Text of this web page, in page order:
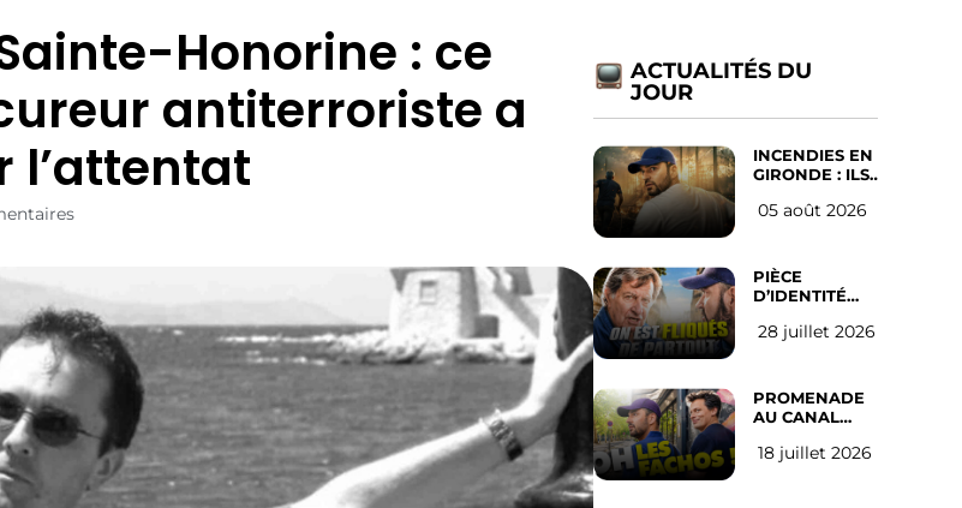
Honorine : ce
antiterroriste a
l’attentat
ACTUALITÉS DU
JOUR
INCENDIES EN
GIRONDE : ILS
D’ABANDONNER
05 août 2026
PIÈCE
D’IDENTITÉ
SUR LES
l’avis des
Français
28 juillet 2026
PROMENADE
AU CANAL
(les gauchistes
18 juillet 2026